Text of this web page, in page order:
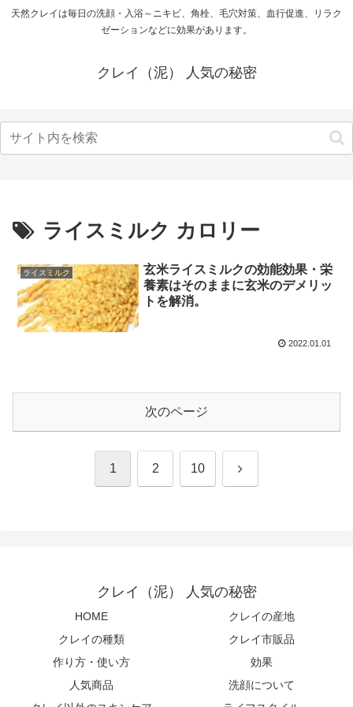
天然クレイは毎日の洗顔・入浴～ニキビ、角栓、毛穴対策、血行促進、リラク
ゼーションなどに効果があります。
クレイ（泥） 人気の秘密
ライスミルク カロリー
ライスミルク
玄米ライスミルクの効能効果・栄
養素はそのままに玄米のデメリッ
トを解消。
2022.01.01
次のページ
1 2 10 次
クレイ（泥） 人気の秘密
HOME
クレイの産地
クレイの種類
クレイ市販品
作り方・使い方
効果
人気商品
洗顔について